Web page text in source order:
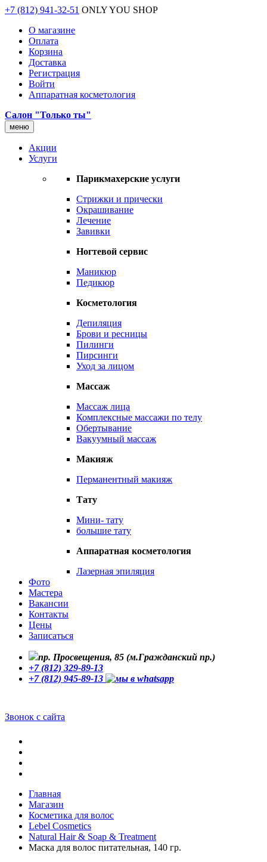
+7 (812) 941-32-51 ONLY YOU SHOP
О магазине
Оплата
Корзина
Доставка
Регистрация
Войти
Аппаратная косметология
Салон "Только ты"
меню
Акции
Услуги
Парикмахерские услуги
Стрижки и прически
Окрашивание
Лечение
Завивки
Ногтевой сервис
Маникюр
Педикюр
Косметология
Депиляция
Брови и ресницы
Пилинги
Пирсинги
Уход за лицом
Массаж
Массаж лица
Комплексные массажи по телу
Обертывание
Вакуумный массаж
Макияж
Перманентный макияж
Тату
Мини- тату
большие тату
Аппаратная косметология
Лазерная эпиляция
Фото
Мастера
Вакансии
Контакты
Цены
Записаться
пр. Просвещения, 85 (м.Гражданский пр.)
+7 (812) 329-89-13
+7 (812) 945-89-13
Звонок с сайта
Главная
Магазин
Косметика для волос
Lebel Cosmetics
Natural Hair & Soap & Treatment
Маска для волос питательная, 140 гр.